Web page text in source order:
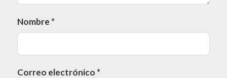
Nombre *
Correo electrónico *